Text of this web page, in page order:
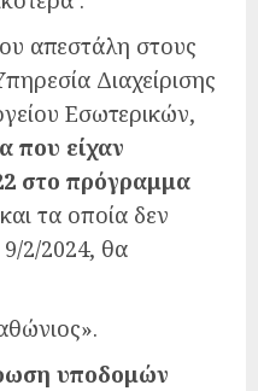
απεστάλη στους
Διαχείρισης
Εσωτερικών,
που είχαν
στο πρόγραμμα
και τα οποία δεν
9/2/2024, θα
υποδομών